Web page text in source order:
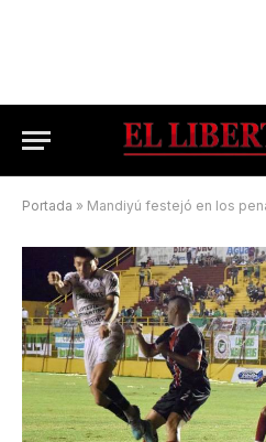
Portada » Mandiyú festejó en los